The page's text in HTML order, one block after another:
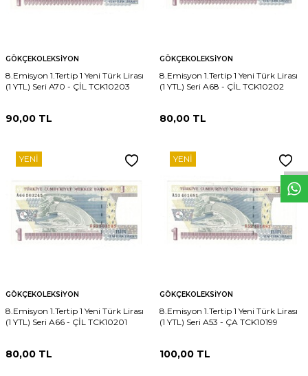
W
h
t
s
p
p
D
e
s
e
H
a
t
t
GÖKÇEKOLEKSIYON
8.Emisyon 1.Tertip 1 Yeni Türk Lirası
(1 YTL) Seri A70 - ÇİL TCK10203
90,00 TL
GÖKÇEKOLEKSIYON
8.Emisyon 1.Tertip 1 Yeni Türk Lirası
(1 YTL) Seri A68 - ÇİL TCK10202
80,00 TL
YENI
GÖKÇEKOLEKSIYON
8.Emisyon 1.Tertip 1 Yeni Türk Lirası
(1 YTL) Seri A66 - ÇİL TCK10201
80,00 TL
YENI
GÖKÇEKOLEKSIYON
8.Emisyon 1.Tertip 1 Yeni Türk Lirası
(1 YTL) Seri A53 - ÇA TCK10199
100,00 TL